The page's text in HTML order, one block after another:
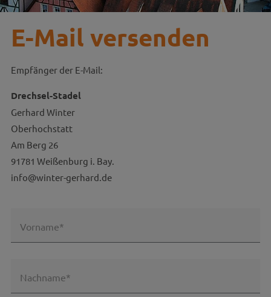
E-Mail versenden
Empfänger der E-Mail:
Drechsel-Stadel
Gerhard Winter
Oberhochstatt
Am Berg 26
91781 Weißenburg i. Bay.
info@winter-gerhard.de
Vorname*
Nachname*